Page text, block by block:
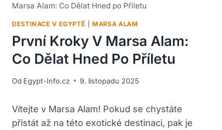
Marsa Alam: Co Dělat Hned po Příletu
DESTINACE V EGYPTĚ |MARSA ALAM
První Kroky V Marsa Alam:
Co Dělat Hned Po Příletu
Od Egypt-Info.cz 9. listopadu 2025
Vítejte v Marsa Alam! Pokud se chystáte
přistát až na této exotické destinaci, pak je